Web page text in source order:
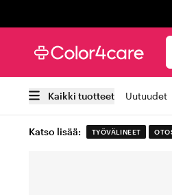
Kaikki tuotteet Uutuudet
Katso lisää: TYÖVÄLINEET